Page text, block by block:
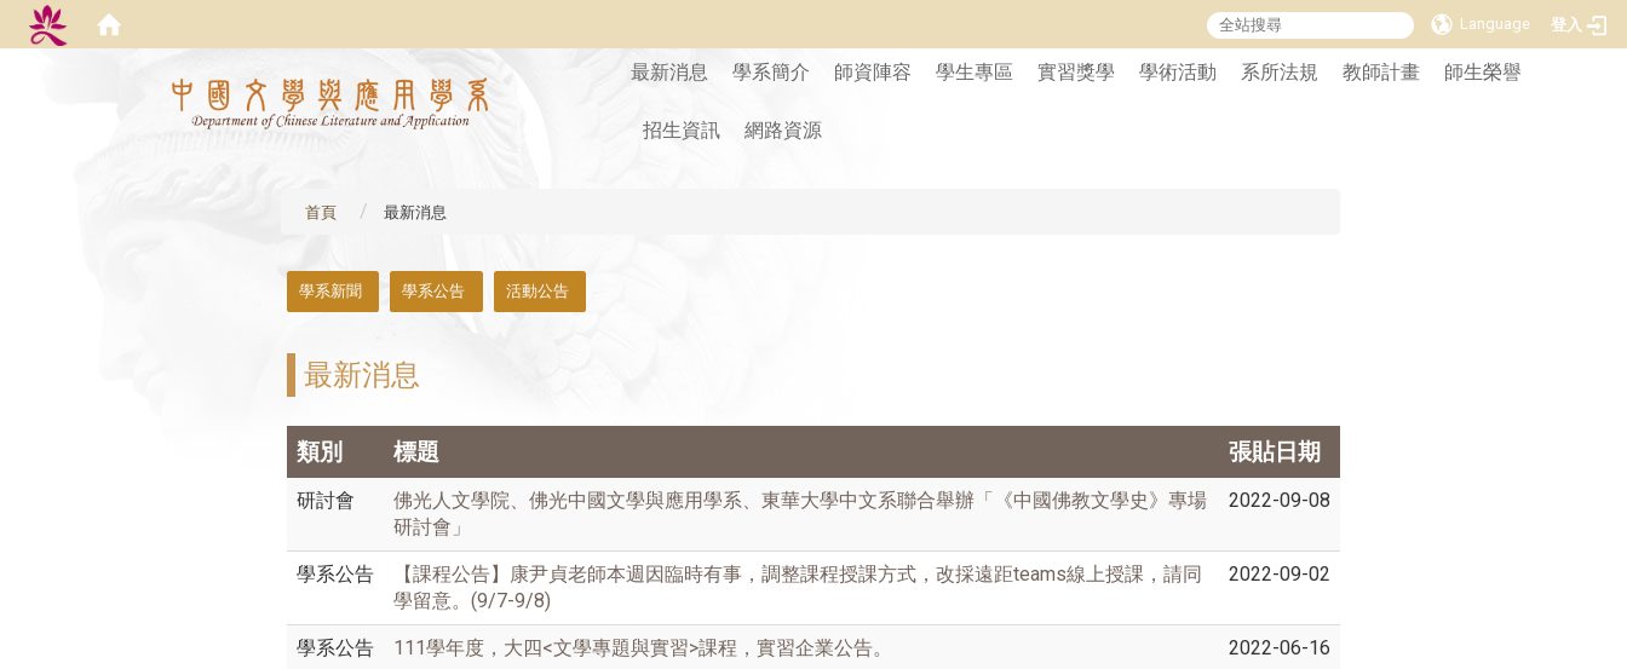
Language 登入
最新消息 學系簡介 師資陣容 學生專區 實習獎學 學術活動 系所法規 教師計畫 師生榮譽
招生資訊 網路資源
首頁 最新消息
學系新聞 學系公告 活動公告
最新消息
類別 標題 張貼日期
研討會
佛光人文學院、佛光中國文學與應用學系、東華大學中文系聯合舉辦「《中國佛教文學史》專場
研討會」
2022-09-08
學系公告
【課程公告】康尹貞老師本週因臨時有事，調整課程授課方式，改採遠距teams線上授課，請同
學留意。(9/7-9/8)
2022-09-02
學系公告 111學年度，大四<文學專題與實習>課程，實習企業公告。 2022-06-16